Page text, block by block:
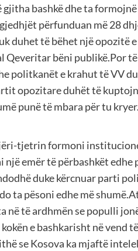
bashkë dhe ta
përfunduan më 28
duhet të bëhet një opozitë
Qeveritar bëni publikë.Por
e krahut të VV
opozitare duhët të
punë të mbara për tu
tjetrin formoni
emër të përbashkët edhe
duke kërcnuar parti
ta pësoni edhe më
në të ardhmën se populli
e bashkarisht në vend
se Kosova ka mjaftë